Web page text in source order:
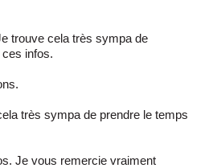
trouve cela très sympa de
ces infos.
très sympa de prendre le temps
Je vous remercie vraiment